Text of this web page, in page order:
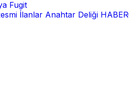
Fugit
İlanlar Anahtar Deliği